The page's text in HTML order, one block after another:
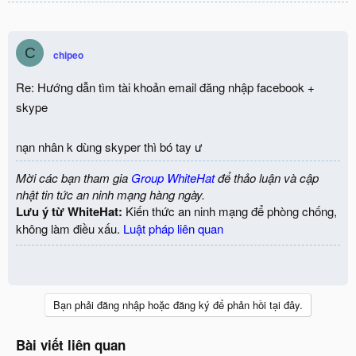
C chipeo
Re: Hướng dẫn tìm tài khoản email đăng nhập facebook +
skype
nạn nhân k dùng skyper thì bó tay ư
Mời các bạn tham gia Group WhiteHatđể thảo luận và cập
nhật tin tức an ninh mạng hàng ngày.
Lưu ý từ WhiteHat: Kiến thức an ninh mạng để phòng chống,
không làm điều xấu. Luật pháp liên quan
Bạn phải đăng nhập hoặc đăng ký để phản hồi tại đây.
Bài viết liên quan